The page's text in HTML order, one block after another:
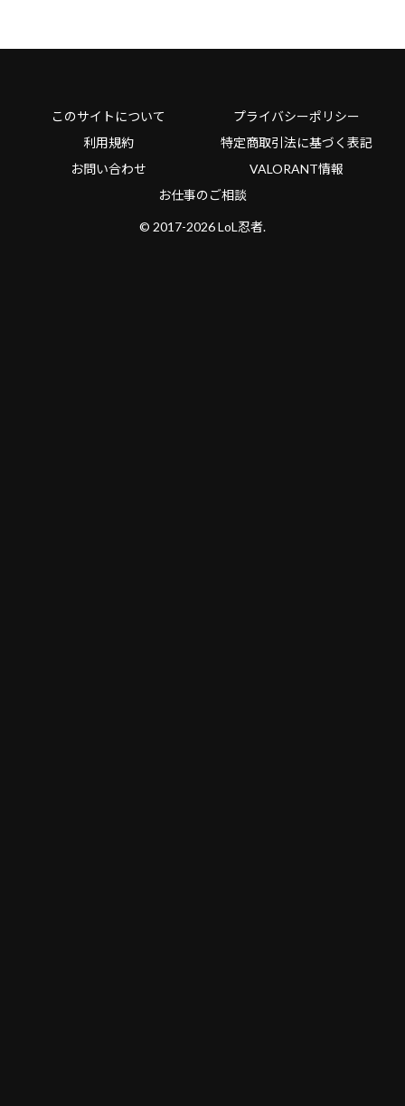
このサイトについて
プライバシーポリシー
利用規約
特定商取引法に基づく表記
お問い合わせ
VALORANT情報
お仕事のご相談
© 2017-2026 LoL忍者.